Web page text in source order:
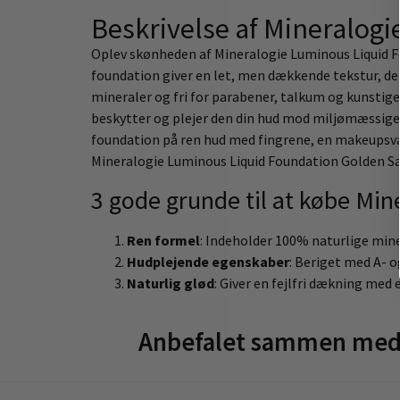
Beskrivelse af
Oplev skønheden af Mineralogie Luminous
foundation giver en let, men dækkende tekstur,
mineraler og fri for parabener, talkum og
beskytter og plejer den din hud mod
foundation på ren hud med fingrene, en
Mineralogie Luminous Liquid Foundation Golden
3 gode grunde til at købe
Ren formel: Indeholder 100% naturlige
Hudplejende egenskaber: Beriget med A-
Naturlig glød: Giver en fejlfri dækning med
Anbefalet sammen